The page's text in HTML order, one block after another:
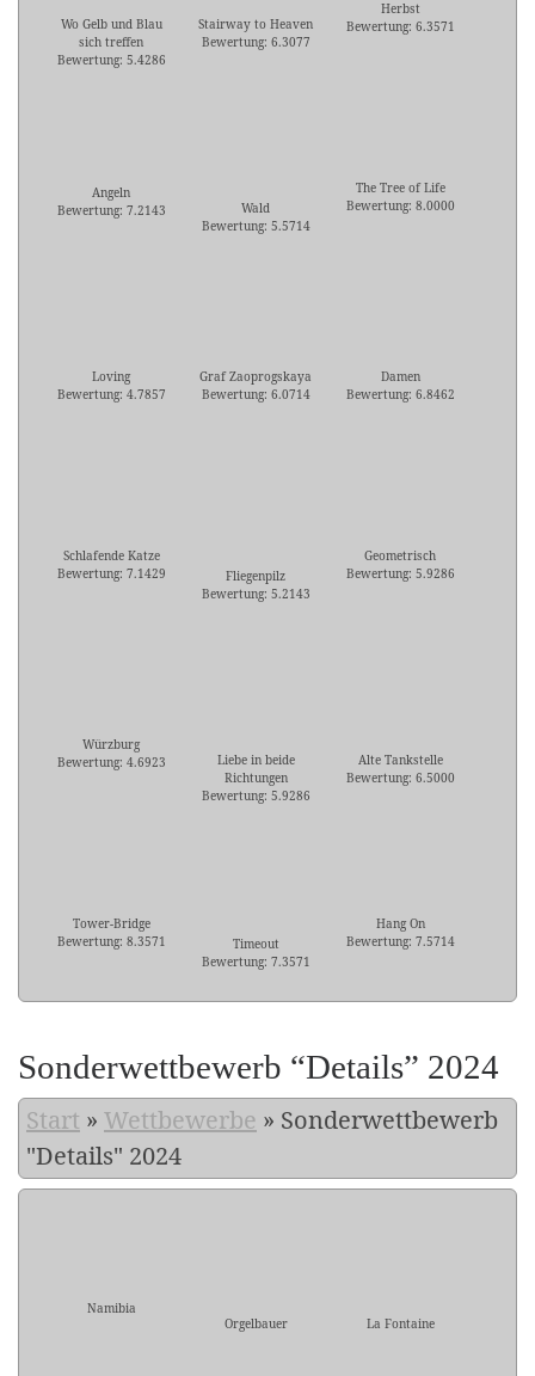
Wo Gelb und Blau
sich treffen
Bewertung: 5.4286
Stairway to Heaven
Bewertung: 6.3077
Herbst
Bewertung: 6.3571
Angeln
Bewertung: 7.2143
Wald
Bewertung: 5.5714
The Tree of Life
Bewertung: 8.0000
Loving
Bewertung: 4.7857
Graf Zaoprogskaya
Bewertung: 6.0714
Damen
Bewertung: 6.8462
Schlafende Katze
Bewertung: 7.1429
Fliegenpilz
Bewertung: 5.2143
Geometrisch
Bewertung: 5.9286
Würzburg
Bewertung: 4.6923
Liebe in beide
Richtungen
Bewertung: 5.9286
Alte Tankstelle
Bewertung: 6.5000
Tower-Bridge
Bewertung: 8.3571
Timeout
Bewertung: 7.3571
Hang On
Bewertung: 7.5714
Sonderwettbewerb “Details” 2024
Start » Wettbewerbe » Sonderwettbewerb
"Details" 2024
Namibia
Orgelbauer
La Fontaine